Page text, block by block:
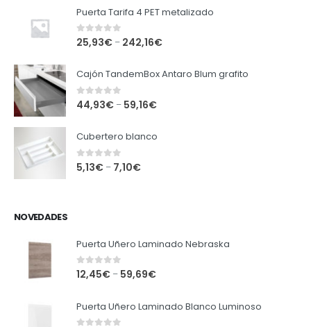
Puerta Tarifa 4 PET metalizado
0out of 5
25,93€ – 242,16€
Cajón TandemBox Antaro Blum grafito
0out of 5
44,93€ – 59,16€
Cubertero blanco
0out of 5
5,13€ – 7,10€
NOVEDADES
Puerta Uñero Laminado Nebraska
0out of 5
12,45€ – 59,69€
Puerta Uñero Laminado Blanco Luminoso